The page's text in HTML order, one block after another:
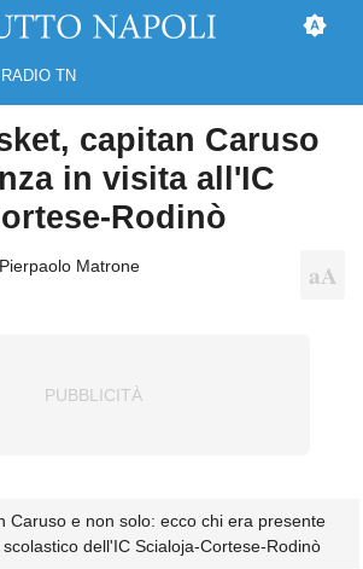
RADIO TN
capitan Caruso
in visita all'IC
Rodinò
Pierpaolo Matrone
Caruso e non solo: ecco chi era presente
dell'IC Scialoja-Cortese-Rodinò